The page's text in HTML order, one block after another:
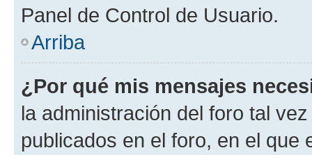
Panel de Control de Usuario.
Arriba
¿Por qué mis mensajes
la administración del foro tal
publicados en el foro, en el